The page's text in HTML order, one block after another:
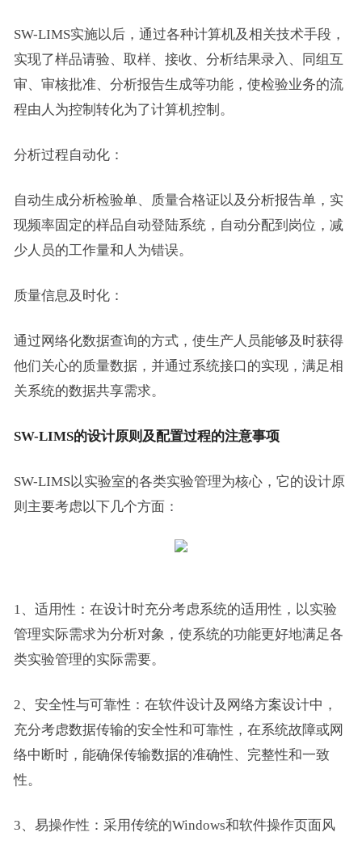
SW-LIMS实施以后，通过各种计算机及相关技术手段，
实现了样品请验、取样、接收、分析结果录入、同组互
审、审核批准、分析报告生成等功能，使检验业务的流
程由人为控制转化为了计算机控制。
分析过程自动化：
自动生成分析检验单、质量合格证以及分析报告单，实
现频率固定的样品自动登陆系统，自动分配到岗位，减
少人员的工作量和人为错误。
质量信息及时化：
通过网络化数据查询的方式，使生产人员能够及时获得
他们关心的质量数据，并通过系统接口的实现，满足相
关系统的数据共享需求。
SW-LIMS的设计原则及配置过程的注意事项
SW-LIMS以实验室的各类实验管理为核心，它的设计原
则主要考虑以下几个方面：
1、适用性：在设计时充分考虑系统的适用性，以实验
管理实际需求为分析对象，使系统的功能更好地满足各
类实验管理的实际需要。
2、安全性与可靠性：在软件设计及网络方案设计中，
充分考虑数据传输的安全性和可靠性，在系统故障或网
络中断时，能确保传输数据的准确性、完整性和一致
性。
3、易操作性：采用传统的Windows和软件操作页面风